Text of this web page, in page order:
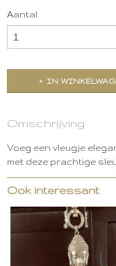
Aantal
IN
Omschrijving
Voeg een vleugje
met deze prachtige
Ook interessant